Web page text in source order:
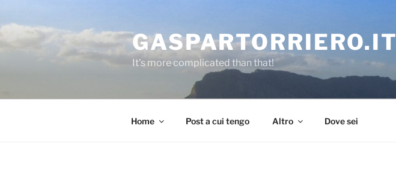
contenuto
GASPARTORRIERO.IT
It's more complicated than that!
Home Post a cui tengo Altro Dove sei